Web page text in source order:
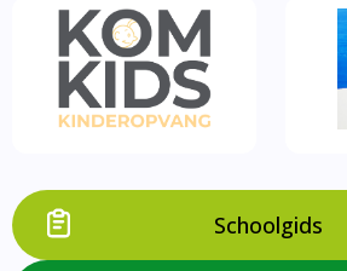
Schoolgids